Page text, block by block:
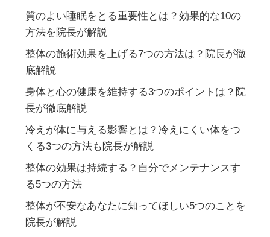
質のよい睡眠をとる重要性とは？効果的な10の
方法を院長が解説
整体の施術効果を上げる7つの方法は？院長が徹
底解説
身体と心の健康を維持する3つのポイントは？院
長が徹底解説
冷えが体に与える影響とは？冷えにくい体をつ
くる3つの方法も院長が解説
整体の効果は持続する？自分でメンテナンスす
る5つの方法
整体が不安なあなたに知ってほしい5つのことを
院長が解説